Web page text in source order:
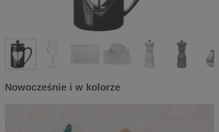
Nowocześnie i w kolorze